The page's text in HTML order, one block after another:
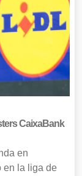
CaixaBank
en
en la liga de